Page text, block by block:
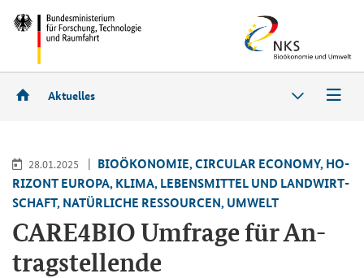
Aktuelles
28.01.2025
BIO­ÖKO­NO­MIE, CIR­CU­LAR ECO­NO­MY, HO­
RI­ZONT EU­RO­PA, KLIMA, LE­BENS­MIT­TEL UND LAND­WIRT­
SCHAFT, NA­TÜR­LI­CHE RES­SOUR­CEN, UM­WELT
CARE4BIO Um­fra­ge für An­
trag­stel­len­de